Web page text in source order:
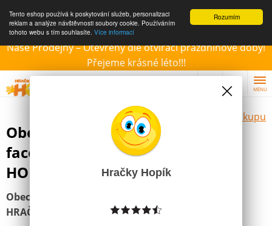
Rozumím
Tento eshop používá k poskytování služeb, personalizaci
reklam a analýze návštěvnosti soubory cookie. Používáním
tohoto webu s tím souhlasíte. Více informací
Naše Prodejny – Otevřeny dle otvírací prázdninové doby!
Přejeme krásné léto!!!
MENU
Vše o nákupu
Obecná pravidla soutěží na
facebookové stránce HRAČKY
HOPÍK
Obecná pravidla soutěží na facebookové stránce
HRAČKY HOPÍK
Hračky Hopík